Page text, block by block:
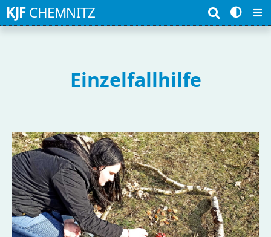
KJF CHEMNITZ Suchbegriffe
Einzelfallhilfe